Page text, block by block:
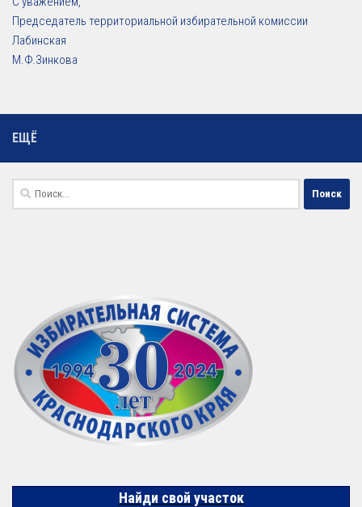
Председатель территориальной избирательной комиссии
Лабинская
М.Ф.Зинкова
ЕЩЁ
Найти:
Найди свой участок